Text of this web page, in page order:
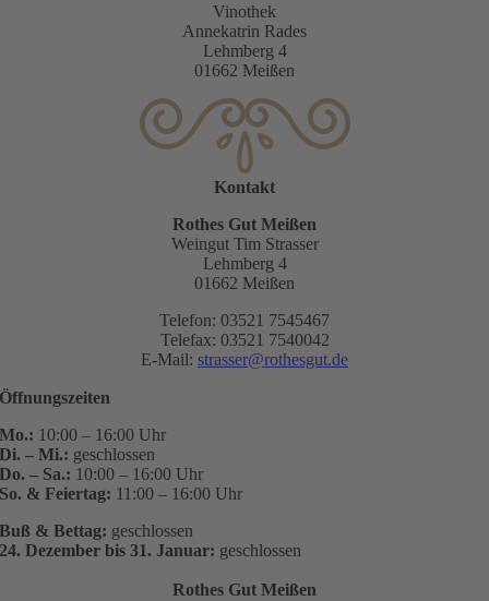
Vinothek
Annekatrin Rades
Lehmberg 4
01662 Meißen
Kontakt
Rothes Gut Meißen
Weingut Tim Strasser
Lehmberg 4
01662 Meißen
Telefon: 03521 7545467
Telefax: 03521 7540042
E-Mail: strasser@rothesgut.de
Öffnungszeiten
Mo.: 10:00 – 16:00 Uhr
Di. – Mi.: geschlossen
Do. – Sa.: 10:00 – 16:00 Uhr
So. & Feiertag: 11:00 – 16:00 Uhr
Buß & Bettag: geschlossen
24. Dezember bis 31. Januar: geschlossen
Rothes Gut Meißen